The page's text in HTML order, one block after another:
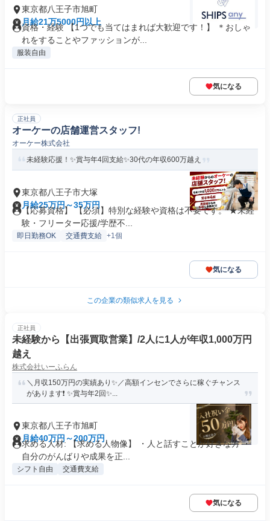
東京都八王子市旭町
月給21万5000円以上
資格・経験 【1つでも当てはまれば大歓迎です！】 ＊おしゃ
れをすることやファッションが...
服装自由
気になる
正社員
オーケーの店舗運営スタッフ!
オーケー株式会社
未経験応援！✨賞与年4回支給✨30代の年収600万越え
東京都八王子市大塚
月給25万円～35万円
【応募資格】 【必須】特別な経験や資格は不要です。 ★未経
験・フリーター応援/学歴不...
即日勤務OK 交通費支給 +1個
気になる
この企業の類似求人を見る
正社員
未経験から【出張買取営業】/2人に1人が年収1,000万円
越え
株式会社いーふらん
＼月収150万円の実績あり✨／高額インセンでさらに稼ぐチャンス
があります❗ ✨賞与年2回✨...
東京都八王子市旭町
月給40万円～200万円
求める人材: 【求める人物像】 ・人と話すことが好きな方 ・
自分のがんばりや成果を正...
シフト自由 交通費支給
気になる